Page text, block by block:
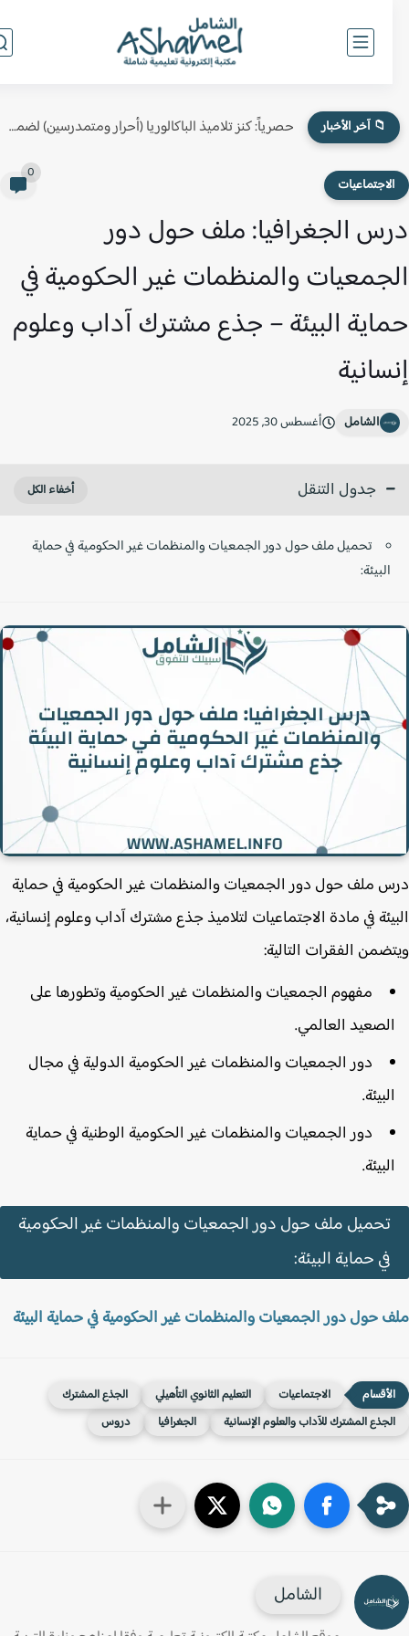
📁 آخر الأخبار حصرياً: كنز تلاميذ الباكالوريا (أحرار ومتمدرسين) لضمان النقطة الكاملة في...
الجغرافيا: ملف حول دور
والمنظمات غير الحكومية في
البيئة – جذع مشترك آداب وعلوم
الشامل أغسطس 30, 2025
جدول التنقل
تحميل ملف حول دور الجمعيات والمنظمات غير الحكومية في حماية
البيئة:
ملف حول دور الجمعيات والمنظمات غير الحكومية في حماية
في مادة الاجتماعيات لتلاميذ جذع مشترك آداب وعلوم إنسانية،
الفقرات التالية:
مفهوم الجمعيات والمنظمات غير الحكومية وتطورها على
العالمي.
دور الجمعيات والمنظمات غير الحكومية الدولية في مجال
دور الجمعيات والمنظمات غير الحكومية الوطنية في حماية
تحميل ملف حول دور الجمعيات والمنظمات غير الحكومية
في حماية البيئة:
حول دور الجمعيات والمنظمات غير الحكومية في حماية البيئة
الاجتماعيات التعليم الثانوي التأهيلي
الجذع المشترك
المشترك للآداب والعلوم الإنسانية
الجغرافيا دروس
الشامل